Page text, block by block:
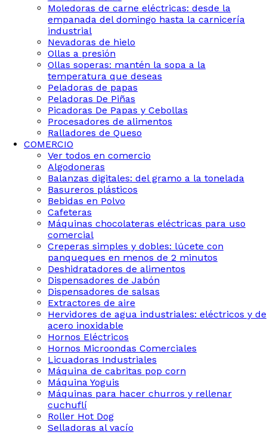
Moledoras de carne eléctricas: desde la
empanada del domingo hasta la carnicería
industrial
Nevadoras de hielo
Ollas a presión
Ollas soperas: mantén la sopa a la
temperatura que deseas
Peladoras de papas
Peladoras De Piñas
Picadoras De Papas y Cebollas
Procesadores de alimentos
Ralladores de Queso
COMERCIO
Ver todos en comercio
Algodoneras
Balanzas digitales: del gramo a la tonelada
Basureros plásticos
Bebidas en Polvo
Cafeteras
Máquinas chocolateras eléctricas para uso
comercial
Creperas simples y dobles: lúcete con
panqueques en menos de 2 minutos
Deshidratadores de alimentos
Dispensadores de Jabón
Dispensadores de salsas
Extractores de aire
Hervidores de agua industriales: eléctricos y de
acero inoxidable
Hornos Eléctricos
Hornos Microondas Comerciales
Licuadoras Industriales
Máquina de cabritas pop corn
Máquina Yoguis
Máquinas para hacer churros y rellenar
cuchuflí
Roller Hot Dog
Selladoras al vacío